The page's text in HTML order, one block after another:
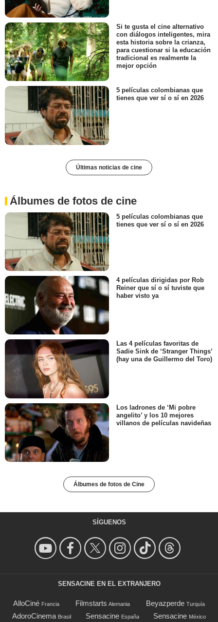
Si te gusta el cine alternativo
con diálogos inteligentes, mira
esta historia sobre la crianza,
para cuestionar si la educación
tradicional es realmente la
mejor opción
5 películas colombianas que
tienes que ver sí o sí en 2026
Últimas noticias de cine
Álbumes de fotos de cine
5 películas colombianas que
tienes que ver sí o sí en 2026
4 películas dirigidas por Rob
Reiner que sí o sí tuviste que
haber visto ya
Las 4 películas favoritas de
Sadie Sink de ‘Stranger Things’
(hay una de Guillermo del Toro)
Los ladrones de ‘Mi pobre
angelito’ y los 10 mejores
villanos de películas navideñas
Álbumes de fotos de Cine
SÍGUENOS
SENSACINE EN EL EXTRANJERO
AlloCiné Francia Filmstarts Alemania Beyazperde Turquía
AdoroCinema Brasil Sensacine España Sensacine México